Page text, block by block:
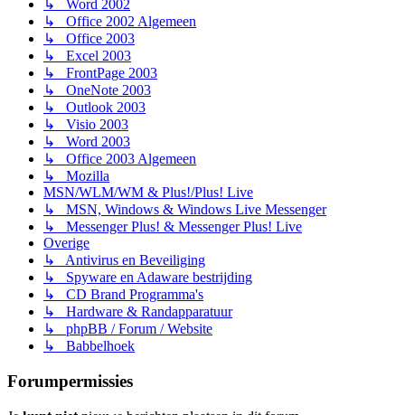
↳ Word 2002
↳ Office 2002 Algemeen
↳ Office 2003
↳ Excel 2003
↳ FrontPage 2003
↳ OneNote 2003
↳ Outlook 2003
↳ Visio 2003
↳ Word 2003
↳ Office 2003 Algemeen
↳ Mozilla
MSN/WLM/WM & Plus!/Plus! Live
↳ MSN, Windows & Windows Live Messenger
↳ Messenger Plus! & Messenger Plus! Live
Overige
↳ Antivirus en Beveiliging
↳ Spyware en Adaware bestrijding
↳ CD Brand Programma's
↳ Hardware & Randapparatuur
↳ phpBB / Forum / Website
↳ Babbelhoek
Forumpermissies